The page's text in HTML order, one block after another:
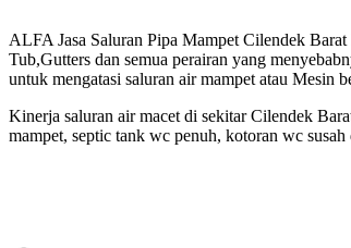
ALFA Jasa Saluran Pipa Mampet Cilendek
Tub,Gutters dan semua perairan yang
untuk mengatasi saluran air mampet atau Mesin
Kinerja saluran air macet di sekitar Cilendek
mampet, septic tank wc penuh, kotoran wc